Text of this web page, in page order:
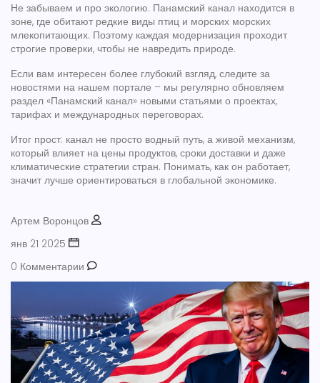
Не забываем и про экологию. Панамский канал находится в
зоне, где обитают редкие виды птиц и морских морских
млекопитающих. Поэтому каждая модернизация проходит
строгие проверки, чтобы не навредить природе.
Если вам интересен более глубокий взгляд, следите за
новостями на нашем портале – мы регулярно обновляем
раздел «Панамский канал» новыми статьями о проектах,
тарифах и международных переговорах.
Итог прост: канал не просто водный путь, а живой механизм,
который влияет на цены продуктов, сроки доставки и даже
климатические стратегии стран. Понимать, как он работает,
значит лучше ориентироваться в глобальной экономике.
Артем Воронцов
янв 21 2025
0 Комментарии